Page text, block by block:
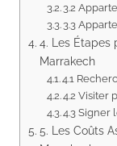
3.2
3.3
4. Les Étapes
Marrakech
4.1
4.2 Visiter
4.3 Signer
5. Les Coûts